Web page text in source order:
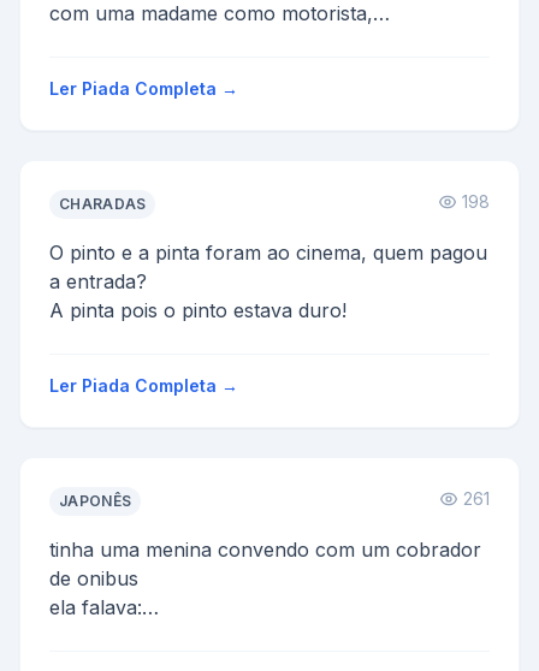
com uma madame como motorista,
fazer, estão lado a la...
Ler Piada Completa →
CHARADAS 198
O pinto e a pinta foram ao cinema, quem pagou
a entrada?
A pinta pois o pinto estava duro!
Ler Piada Completa →
JAPONÊS 261
tinha uma menina convendo com um cobrador
de onibus
ela falava: